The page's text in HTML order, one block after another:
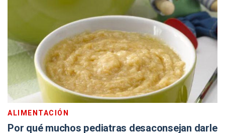
ALIMENTACIÓN
Por qué muchos pediatras desaconsejan darle